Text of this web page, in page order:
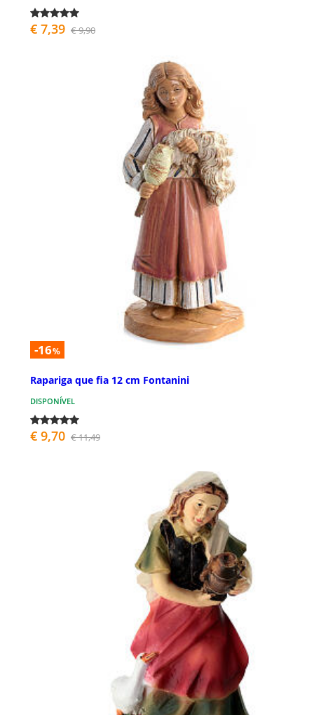
€ 7,39 € 9,90
-16%
Rapariga que fia 12 cm Fontanini
DISPONÍVEL
€ 9,70 € 11,49